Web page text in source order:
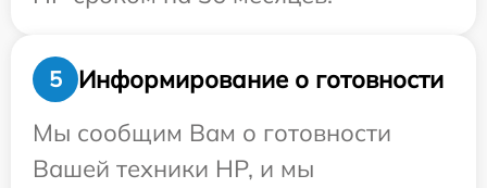
5
Информирование о готовности
Мы сообщим Вам о готовности
Вашей техники HP, и мы